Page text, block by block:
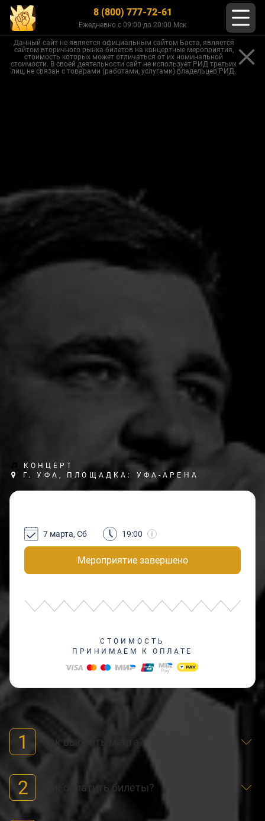
8 (800) 777-72-61
Ежедневно с 09:00 до 20:00 Мск
Данный сайт не является официальным сайтом Баста, является
сайтом вторичного рынка билетов на концертные мероприятия,
стоимость которых может отличаться от их номинальной
стоимости. В своей деятельности сайт не использует РИД третьих
лиц, не связан с товарами (работами, услугами) владельцев РИД.
КОНЦЕРТ
Г. УФА, ПЛОЩАДКА: УФА-АРЕНА
Мероприятие завершено
7 марта, Сб 19:00
СТОИМОСТЬ
ПРИНИМАЕМ К ОПЛАТЕ
1 Как выбрать места?
2 Как оплатить билеты?